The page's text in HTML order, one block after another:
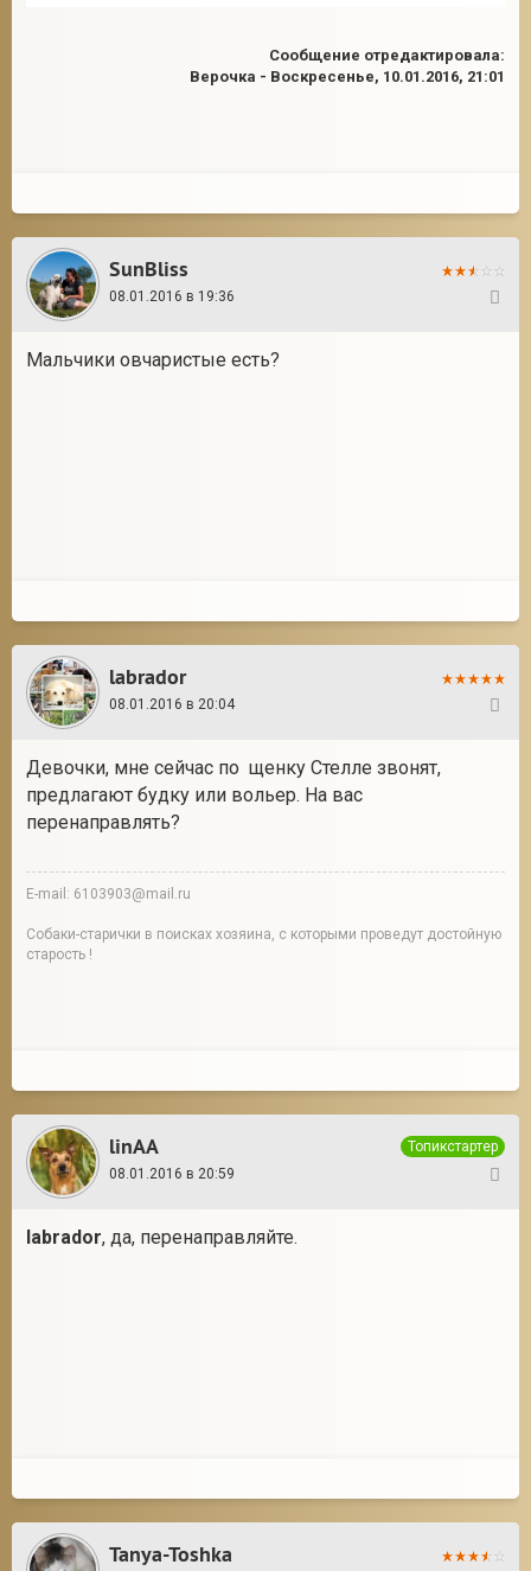
Сообщение отредактировала:
Верочка - Воскресенье, 10.01.2016, 21:01
SunBliss
08.01.2016 в 19:36
Мальчики овчаристые есть?
labrador
08.01.2016 в 20:04
Девочки, мне сейчас по щенку Стелле звонят,
предлагают будку или вольер. На вас
перенаправлять?
E-mail: 6103903@mail.ru
Собаки-старички в поисках хозяина, с которыми проведут достойную
старость !
linAA
Топикстартер
08.01.2016 в 20:59
labrador, да, перенаправляйте.
Tanya-Toshka